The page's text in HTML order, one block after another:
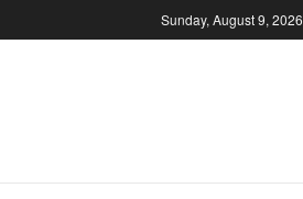
Sunday, August 9, 2026